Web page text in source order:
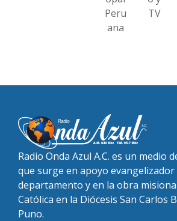
Peru
ana
TV
Radio Onda Azul A.C. es un medio
que surge en apoyo evangelizador
departamento y en la obra
Católica en la Diócesis San Carlos
Puno.